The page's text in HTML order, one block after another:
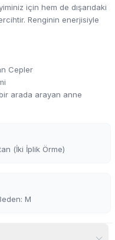
için hem de dışarıdaki
Renginin enerjisiyle
Cepler
bir arada arayan anne
(İki İplik Örme)
M